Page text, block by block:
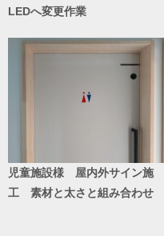
LEDへ変更作業
児童施設様 屋内外サイン施
工 素材と太さと組み合わせ